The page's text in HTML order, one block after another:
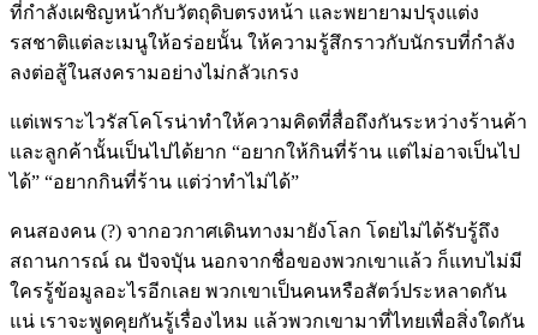
ที่กำลังเผชิญหน้ากับวัตถุดิบตรงหน้า และพยายามปรุงแต่ง
รสชาติแต่ละเมนูให้อร่อยนั้น ให้ความรู้สึกราวกับนักรบที่กำลัง
ลงต่อสู้ในสงครามอย่างไม่กลัวเกรง
แต่เพราะไวรัสโคโรน่าทำให้ความคิดที่สื่อถึงกันระหว่างร้านค้า
และลูกค้านั้นเป็นไปได้ยาก “อยากให้กินที่ร้าน แต่ไม่อาจเป็นไป
ได้” “อยากกินที่ร้าน แต่ว่าทำไม่ได้”
คนสองคน (?) จากอวกาศเดินทางมายังโลก โดยไม่ได้รับรู้ถึง
สถานการณ์ ณ ปัจจบุัน นอกจากชื่อของพวกเขาแล้ว ก็แทบไม่มี
ใครรู้ข้อมูลอะไรอีกเลย พวกเขาเป็นคนหรือสัตว์ประหลาดกัน
แน่ เราจะพูดคุยกันรู้เรื่องไหม แล้วพวกเขามาที่ไทยเพื่อสิ่งใดกัน